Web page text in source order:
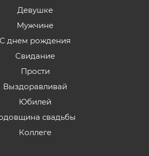
Девушке
Мужчине
С днем рождения
Свидание
Прости
Выздоравливай
Юбилей
свадьбы
Коллеге